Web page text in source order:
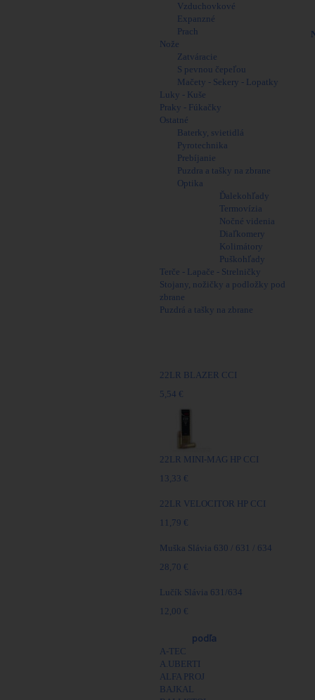
Vzduchovkové
Expanzné
Prach
Nože
Zatváracie
S pevnou čepeľou
Mačety - Sekery - Lopatky
Luky - Kuše
Praky - Fúkačky
Ostatné
Baterky, svietidlá
Pyrotechnika
Prebíjanie
Puzdra a tašky na zbrane
Optika
Ďalekohľady
Termovízia
Nočné videnia
Diaľkomery
Kolimátory
Puškohľady
Terče - Lapače - Strelničky
Stojany, nožičky a podložky pod
zbrane
Puzdrá a tašky na zbrane
22LR BLAZER CCI
5,54 €
22LR MINI-MAG HP CCI
13,33 €
22LR VELOCITOR HP CCI
11,79 €
Muška Slávia 630 / 631 / 634
28,70 €
Lučík Slávia 631/634
12,00 €
podľa
A-TEC
A.UBERTI
ALFA PROJ
BAJKAL